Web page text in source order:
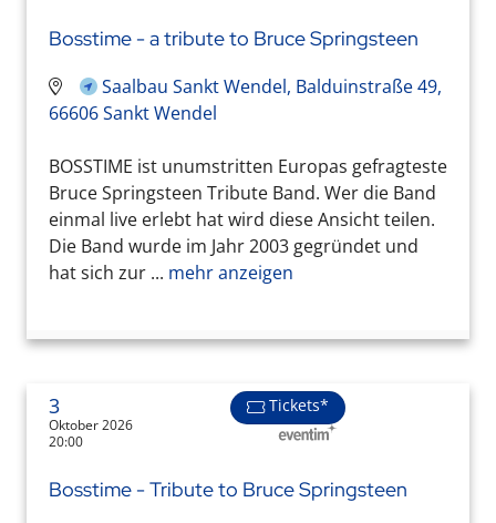
Bosstime - a tribute to Bruce Springsteen
Saalbau Sankt Wendel, Balduinstraße 49,
66606 Sankt Wendel
BOSSTIME ist unumstritten Europas gefragteste
Bruce Springsteen Tribute Band. Wer die Band
einmal live erlebt hat wird diese Ansicht teilen.
Die Band wurde im Jahr 2003 gegründet und
hat sich zur ... mehr anzeigen
3
Oktober 2026
20:00
Tickets*
Bosstime - Tribute to Bruce Springsteen